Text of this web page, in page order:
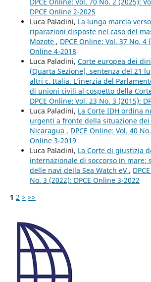
DPCE Online: Vol. 70 No. 2 (2025):
DPCE Online 2-2025
Luca Paladini, La lunga marcia
riparazioni disposte nel caso del
Mozote , DPCE Online: Vol. 37 No. 4
Online 4-2018
Luca Paladini, Corte europea dei
(Quarta Sezione), sentenza del 21
altri c. Italia. L’inerzia del
di unioni civili al cospetto della
DPCE Online: Vol. 23 No. 3 (2015):
Luca Paladini, La Corte IDH ordina
urgenti a fronte della situazione
Nicaragua , DPCE Online: Vol. 40
Online 3-2019
Luca Paladini, La Corte di giustizia
internazionale di soccorso in mare:
delle navi della Sea Watch eV ,
No. 3 (2022): DPCE Online 3-2022
1 2 > >>